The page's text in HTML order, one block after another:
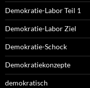
Demokratie-Labor Teil 1
Demokratie-Labor Ziel
Demokratie-Schock
Demokratiekonzepte
demokratisch